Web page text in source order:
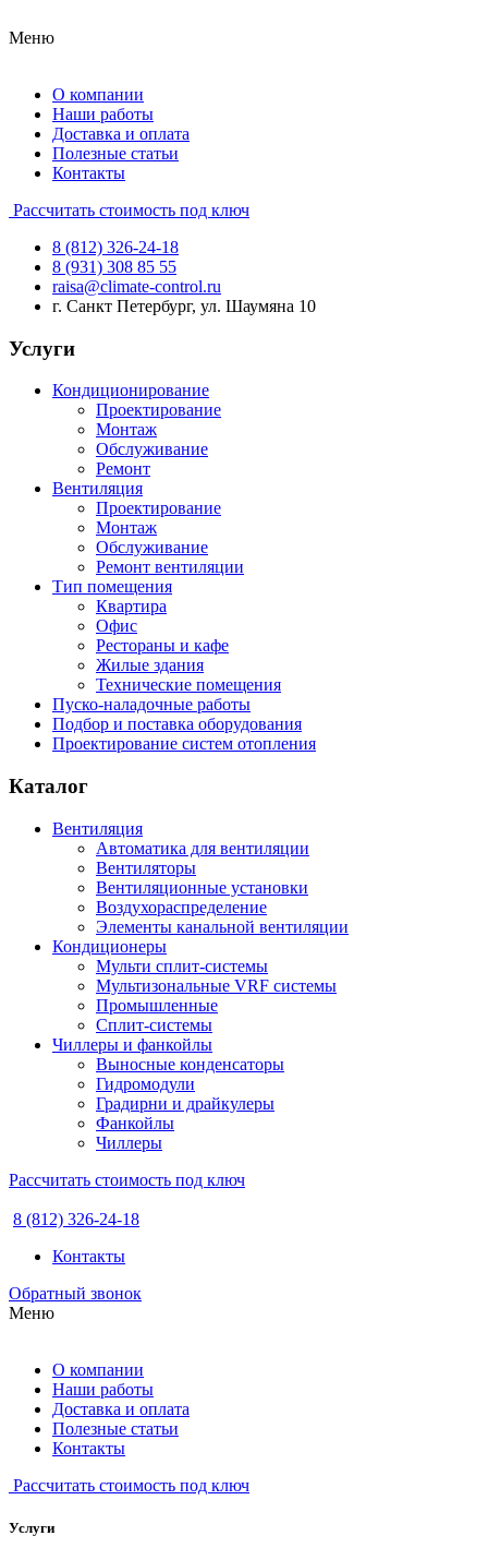
Меню
О компании
Наши работы
Доставка и оплата
Полезные статьи
Контакты
Рассчитать стоимость под ключ
8 (812) 326-24-18
8 (931) 308 85 55
raisa@climate-control.ru
г. Санкт Петербург, ул. Шаумяна 10
Услуги
Кондиционирование
Проектирование
Монтаж
Обслуживание
Ремонт
Вентиляция
Проектирование
Монтаж
Обслуживание
Ремонт вентиляции
Тип помещения
Квартира
Офис
Рестораны и кафе
Жилые здания
Технические помещения
Пуско-наладочные работы
Подбор и поставка оборудования
Проектирование систем отопления
Каталог
Вентиляция
Автоматика для вентиляции
Вентиляторы
Вентиляционные установки
Воздухораспределение
Элементы канальной вентиляции
Кондиционеры
Мульти сплит-системы
Мультизональные VRF системы
Промышленные
Сплит-системы
Чиллеры и фанкойлы
Выносные конденсаторы
Гидромодули
Градирни и драйкулеры
Фанкойлы
Чиллеры
Рассчитать стоимость под ключ
8 (812) 326-24-18
Контакты
Обратный звонок
Меню
О компании
Наши работы
Доставка и оплата
Полезные статьи
Контакты
Рассчитать стоимость под ключ
Услуги